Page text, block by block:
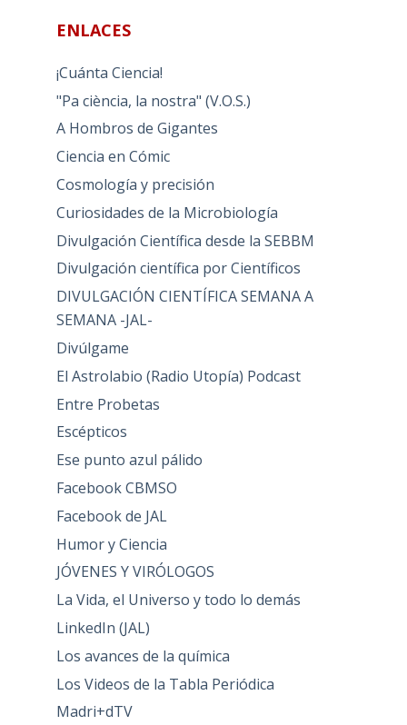
ENLACES
¡Cuánta Ciencia!
"Pa ciència, la nostra" (V.O.S.)
A Hombros de Gigantes
Ciencia en Cómic
Cosmología y precisión
Curiosidades de la Microbiología
Divulgación Científica desde la SEBBM
Divulgación científica por Científicos
DIVULGACIÓN CIENTÍFICA SEMANA A
SEMANA -JAL-
Divúlgame
El Astrolabio (Radio Utopía) Podcast
Entre Probetas
Escépticos
Ese punto azul pálido
Facebook CBMSO
Facebook de JAL
Humor y Ciencia
JÓVENES Y VIRÓLOGOS
La Vida, el Universo y todo lo demás
LinkedIn (JAL)
Los avances de la química
Los Videos de la Tabla Periódica
Madri+dTV